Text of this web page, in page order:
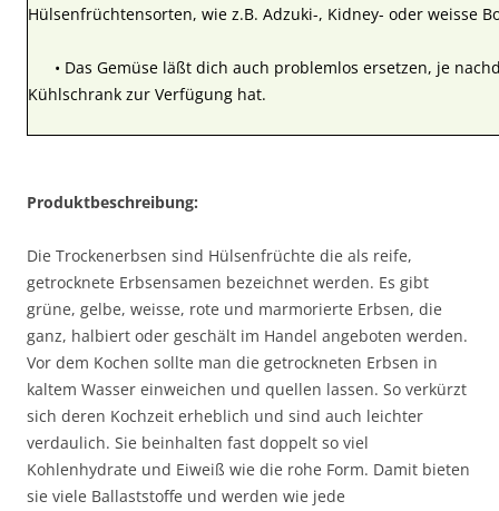
Hülsenfrüchtensorten, wie z.B. Adzuki-, Kidney- oder weisse
• Das Gemüse läßt dich auch problemlos ersetzen, je
Kühlschrank zur Verfügung hat.
Produktbeschreibung:
Die Trockenerbsen sind Hülsenfrüchte die als reife,
getrocknete Erbsensamen bezeichnet werden. Es gibt
grüne, gelbe, weisse, rote und marmorierte Erbsen, die
ganz, halbiert oder geschält im Handel angeboten werden.
Vor dem Kochen sollte man die getrockneten Erbsen in
kaltem Wasser einweichen und quellen lassen. So verkürzt
sich deren Kochzeit erheblich und sind auch leichter
verdaulich. Sie beinhalten fast doppelt so viel
Kohlenhydrate und Eiweiß wie die rohe Form. Damit bieten
sie viele Ballaststoffe und werden wie jede